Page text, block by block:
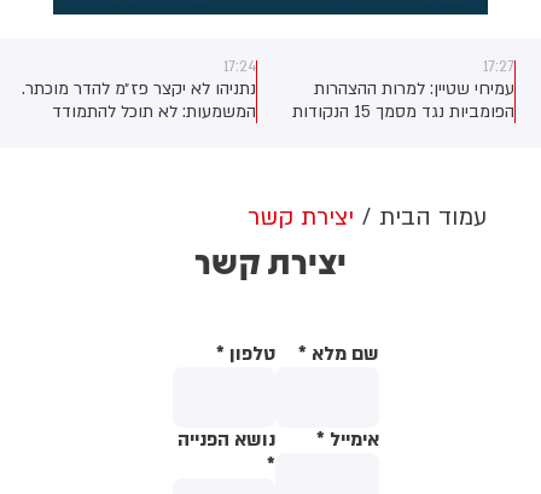
17:27
עמיחי שטיין: למרות ההצהרות
הפומביות נגד מסמך 15 הנקודות
וצה"ל נמצא בקו הצהוב המקורי. גם
בסוגיית השיקום אין פער מהותי:
מועצת השלום, כמו ישראל, מבהירה
כי שיקום קבע יתאפשר רק לאחר
17:24
נתניהו לא יקצר פז״מ להדר מוכתר.
המשמעות: לא תוכל להתמודד
עמוד הבית יצירת קשר
יצירת קשר
שם מלא * טלפון *
אימייל *
נושא הפנייה
*